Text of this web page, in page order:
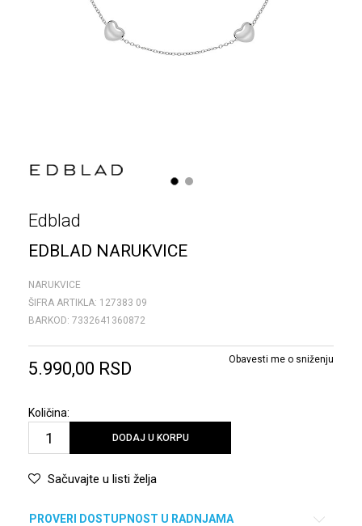
1 2
Edblad
EDBLAD NARUKVICE
NARUKVICE
ŠIFRA ARTIKLA: 127383 09
BARKOD: 7332641360872
5.990,00 RSD Obavesti me o sniženju
Količina:
DODAJ U KORPU
Sačuvajte u listi želja
PROVERI DOSTUPNOST U RADNJAMA